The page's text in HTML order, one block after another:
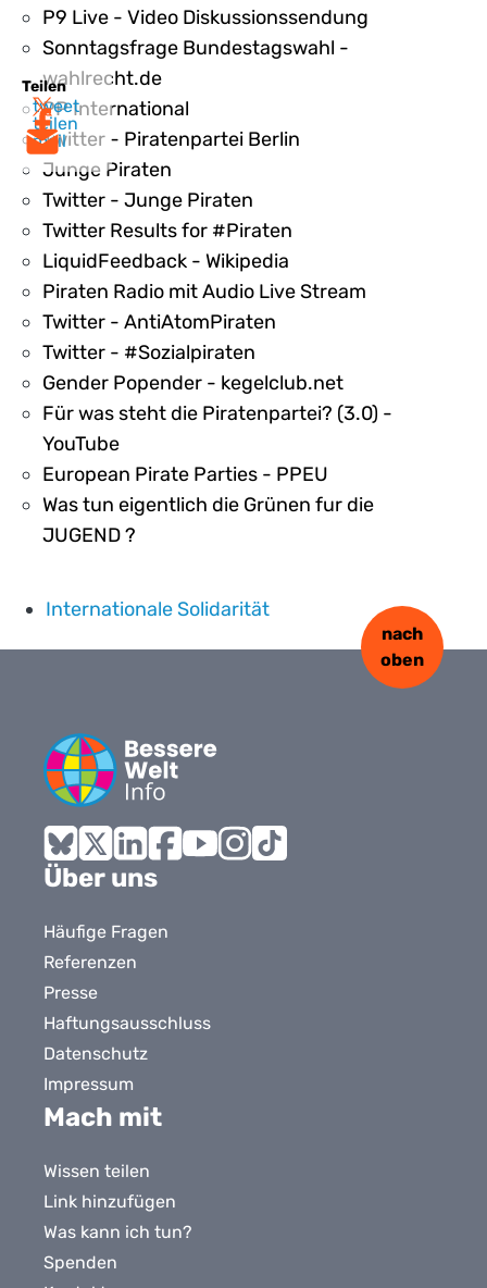
Teilen
tweet
teilen
mail
P9 Live - Video Diskussionssendung
Sonntagsfrage Bundestagswahl -
wahlrecht.de
PP International
Twitter - Piratenpartei Berlin
Junge Piraten
Twitter - Junge Piraten
Twitter Results for #Piraten
LiquidFeedback - Wikipedia
Piraten Radio mit Audio Live Stream
Twitter - AntiAtomPiraten
Twitter - #Sozialpiraten
Gender Popender - kegelclub.net
Für was steht die Piratenpartei? (3.0) -
YouTube
European Pirate Parties - PPEU
Was tun eigentlich die Grünen fur die
JUGEND ?
Internationale Solidarität
Bluesky
X LinkedInFacebook
nach
oben
Über uns
Häufige Fragen
Referenzen
Presse
Haftungsausschluss
Datenschutz
Impressum
Mach mit
Wissen teilen
Link hinzufügen
Was kann ich tun?
Spenden